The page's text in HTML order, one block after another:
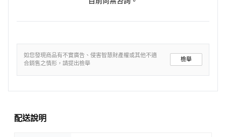
如您發現商品有不實廣告、侵害智慧財產權或其他不適
合銷售之情形，請提出檢舉
檢舉
配送說明